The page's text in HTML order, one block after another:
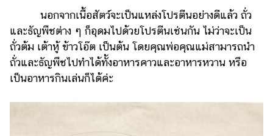
นอกจากเนื้อสัตว์จะเป็นแหล่งโปรตีนอย่างดีแล้ว ถั่ว
และธัญพืชต่าง ๆ ก็อุดมไปด้วยโปรตีนเช่นกัน ไม่ว่าจะเป็น
ถั่วต้ม เต้าหู้ ข้าวโอ๊ต เป็นต้น โดยคุณพ่อคุณแม่สามารถนำ
ถั่วและธัญพืชไปทำได้ทั้งอาหารคาวและอาหารหวาน หรือ
เป็นอาหารกินเล่นก็ได้ค่ะ